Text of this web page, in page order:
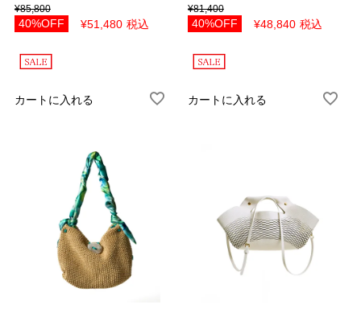
キャメル
ベージュ ライトベージュ
ブルー
パープル
ゴールド マルチ
ホワイト＆ブラック その他
¥85,800
40%OFF ¥51,480 税込
カートに入れる
¥81,400
40%OFF ¥48,840 税込
カートに入れる